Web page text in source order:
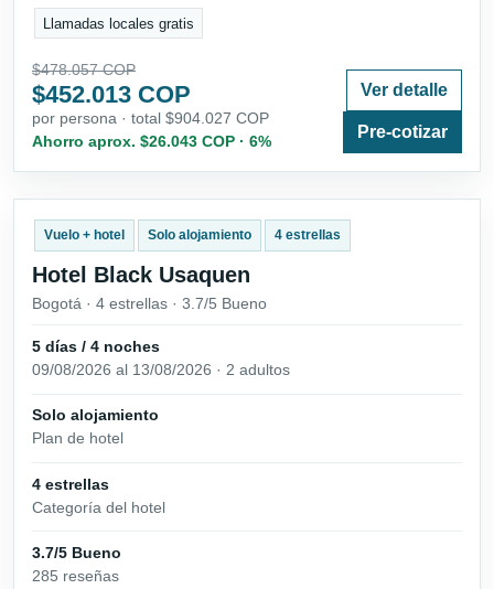
Llamadas locales gratis
$478.057 COP
$452.013 COP
por persona · total $904.027 COP
Ahorro aprox. $26.043 COP · 6%
Ver detalle
Pre-cotizar
Vuelo + hotel Solo alojamiento 4 estrellas
Hotel Black Usaquen
Bogotá · 4 estrellas · 3.7/5 Bueno
5 días / 4 noches
09/08/2026 al 13/08/2026 · 2 adultos
Solo alojamiento
Plan de hotel
4 estrellas
Categoría del hotel
3.7/5 Bueno
285 reseñas